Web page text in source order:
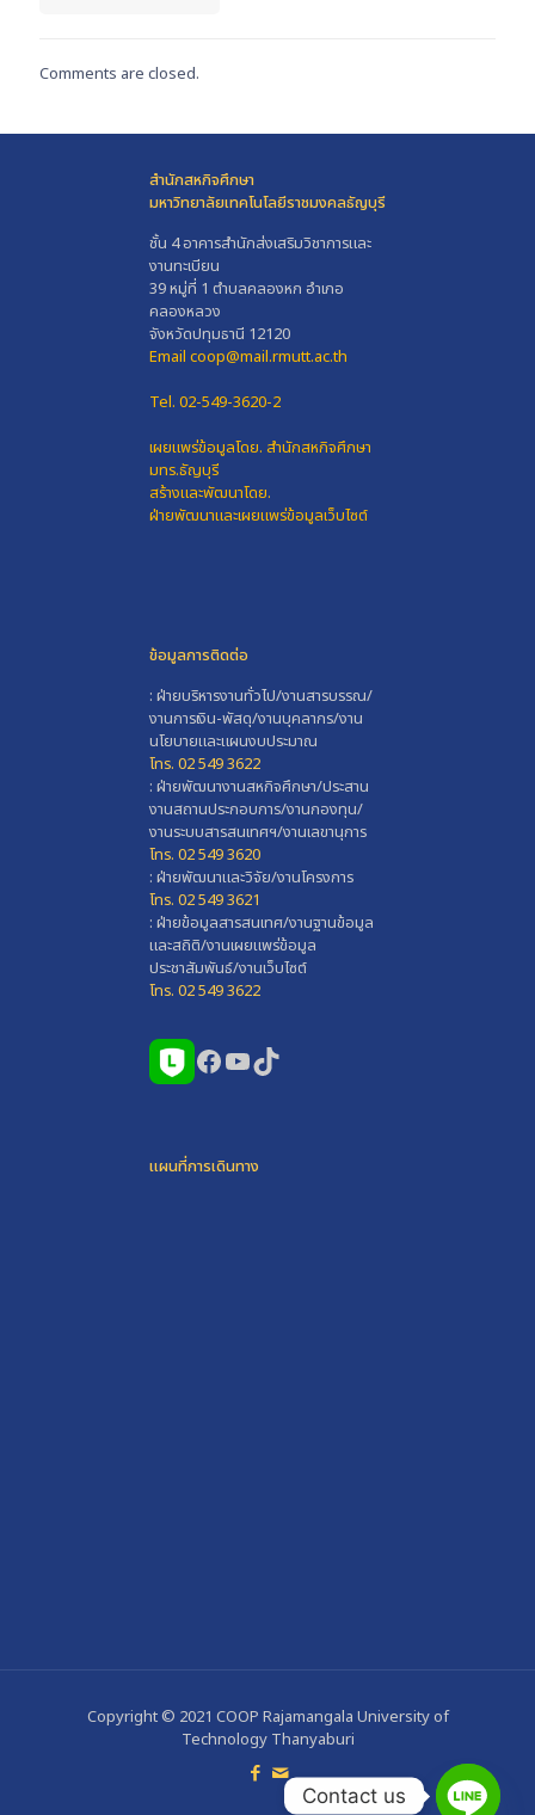
Comments are closed.
สำนักสหกิจศึกษา
มหาวิทยาลัยเทคโนโลยีราชมงคลธัญบุรี
ชั้น 4 อาคารสำนักส่งเสริมวิชาการและ
งานทะเบียน
39 หมู่ที่ 1 ตำบลคลองหก อำเภอ
คลองหลวง
จังหวัดปทุมธานี 12120
Email coop@mail.rmutt.ac.th
Tel. 02-549-3620-2
เผยแพร่ข้อมูลโดย. สำนักสหกิจศึกษา
มทร.ธัญบุรี
สร้างและพัฒนาโดย.
ฝ่ายพัฒนาและเผยแพร่ข้อมูลเว็บไซต์
ข้อมูลการติดต่อ
: ฝ่ายบริหารงานทั่วไป/งานสารบรรณ/
งานการเงิน-พัสดุ/งานบุคลากร/งาน
นโยบายและแผนงบประมาณ
โทร. 02 549 3622
: ฝ่ายพัฒนางานสหกิจศึกษา/ประสาน
งานสถานประกอบการ/งานกองทุน/
งานระบบสารสนเทศฯ/งานเลขานุการ
โทร. 02 549 3620
: ฝ่ายพัฒนาและวิจัย/งานโครงการ
โทร. 02 549 3621
: ฝ่ายข้อมูลสารสนเทศ/งานฐานข้อมูล
และสถิติ/งานเผยแพร่ข้อมูล
ประชาสัมพันธ์/งานเว็บไซต์
โทร. 02 549 3622
Facebook
YouTube
TikTok
แผนที่การเดินทาง
Copyright © 2021 COOP Rajamangala University of
Technology Thanyaburi
Contact us